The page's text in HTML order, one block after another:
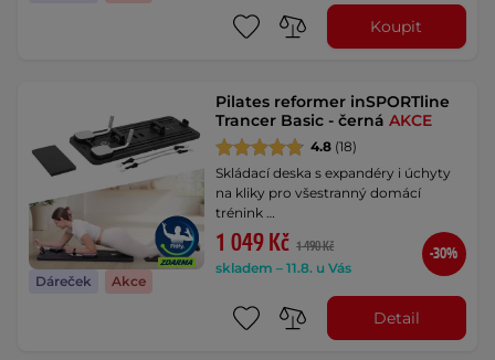
Koupit
Dáreček Akce
Pilates reformer inSPORTline
Trancer Basic - černáAKCE
4.8 (18)
Skládací deska s expandéry i úchyty
na kliky pro všestranný domácí
trénink …
1 049 Kč 1 490 Kč
skladem – 11.8. u Vás
-30%
Detail